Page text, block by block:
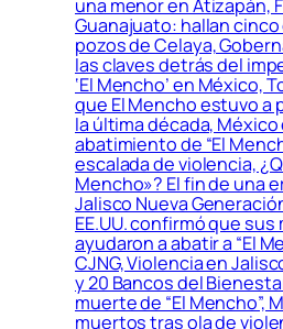
una menor en Atizapán,
Guanajuato: hallan
pozos de Celaya,
las claves detrás del
‘El Mencho’ en México,
que El Mencho estuvo a
la última década,
abatimiento de “El
escalada de violencia,
Mencho»? El fin de una
Jalisco Nueva
EE.UU. confirmó que
ayudaron a abatir a “El
CJNG, Violencia en
y 20 Bancos del
muerte de “El Mencho”,
muertos tras ola de